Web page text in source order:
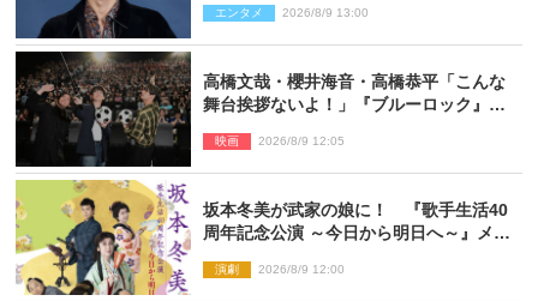
エンタメ 2026/8/9 13:00
高橋文哉・櫻井海音・高橋恭平「こんな
舞台挨拶ないよ！」『ブルーロック』自
映画 2026/8/9 12:05
坂本冬美が武家の娘に！ 『歌手生活40
周年記念公演 ～今日から明日へ～』メイ
演劇 2026/8/9 12:00